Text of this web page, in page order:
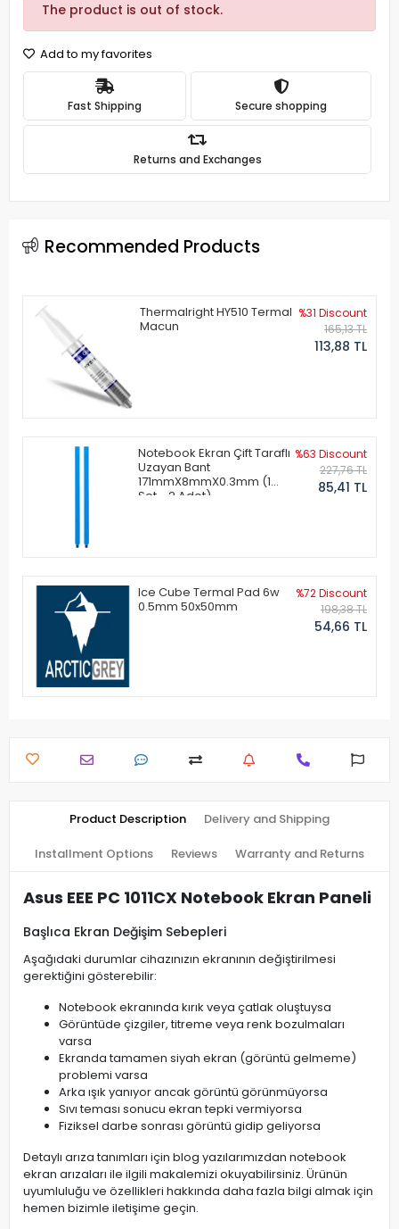
The product is out of stock.
Add to my favorites
Fast Shipping Secure shopping
Returns and Exchanges
Recommended Products
Thermalright HY510 Termal
Macun
%31 Discount
165,13 TL
113,88 TL
Notebook Ekran Çift Taraflı
Uzayan Bant
171mmX8mmX0.3mm (1
Set - 2 Adet)
%63 Discount
227,76 TL
85,41 TL
Ice Cube Termal Pad 6w
0.5mm 50x50mm
%72 Discount
198,38 TL
54,66 TL
Product Description Delivery and Shipping
Installment Options Reviews Warranty and Returns
Asus EEE PC 1011CX Notebook Ekran Paneli
Başlıca Ekran Değişim Sebepleri
Aşağıdaki durumlar cihazınızın ekranının değiştirilmesi
gerektiğini gösterebilir:
Notebook ekranında kırık veya çatlak oluştuysa
Görüntüde çizgiler, titreme veya renk bozulmaları
varsa
Ekranda tamamen siyah ekran (görüntü gelmeme)
problemi varsa
Arka ışık yanıyor ancak görüntü görünmüyorsa
Sıvı teması sonucu ekran tepki vermiyorsa
Fiziksel darbe sonrası görüntü gidip geliyorsa
Detaylı arıza tanımları için blog yazılarımızdan notebook
ekran arızaları ile ilgili makalemizi okuyabilirsiniz. Ürünün
uyumluluğu ve özellikleri hakkında daha fazla bilgi almak için
hemen bizimle iletişime geçin.